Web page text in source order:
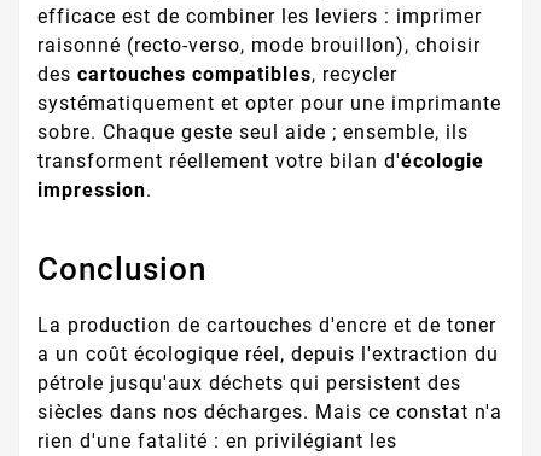
efficace est de combiner les leviers : imprimer
raisonné (recto-verso, mode brouillon), choisir
des cartouches compatibles, recycler
systématiquement et opter pour une imprimante
sobre. Chaque geste seul aide ; ensemble, ils
transforment réellement votre bilan d'écologie
impression.
Conclusion
La production de cartouches d'encre et de toner
a un coût écologique réel, depuis l'extraction du
pétrole jusqu'aux déchets qui persistent des
siècles dans nos décharges. Mais ce constat n'a
rien d'une fatalité : en privilégiant les